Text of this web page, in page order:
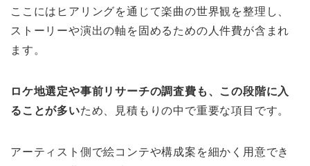
ここにはヒアリングを通じて楽曲の世界観を整理し、
ストーリーや演出の軸を固めるための人件費が含まれ
ます。
ロケ地選定や事前リサーチの調査費も、この段階に入
ることが多いため、見積もりの中で重要な項目です。
アーティスト側で絵コンテや構成案を細かく用意でき